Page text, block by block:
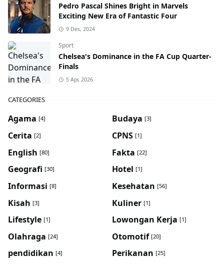
Pedro Pascal Shines Bright in Marvels
Exciting New Era of Fantastic Four
9 Des, 2024
Sport
Chelsea's Dominance in the FA Cup Quarter-
Finals
5 Apr, 2026
CATEGORIES
Agama [4] Budaya [3]
Cerita [2] CPNS [1]
English [80] Fakta [22]
Geografi [30] Hotel [1]
Informasi [8] Kesehatan [56]
Kisah [3] Kuliner [1]
Lifestyle [1] Lowongan Kerja [1]
Olahraga [24] Otomotif [20]
pendidikan [4] Perikanan [25]